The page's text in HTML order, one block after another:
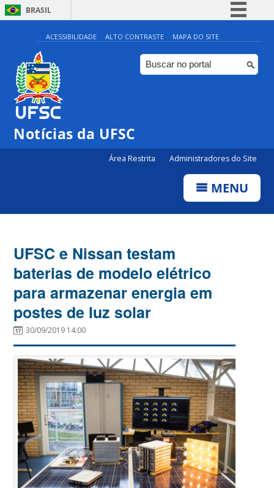
BRASIL
Simplifique!
Comunica BR
Participe
ACESSIBILIDADE ALTO CONTRASTE MAPA DO SITE
Notícias da UFSC
Área Restrita Administradores do Site
MENU
UFSC e Nissan testam
baterias de modelo elétrico
para armazenar energia em
postes de luz solar
30/09/2019 14:00